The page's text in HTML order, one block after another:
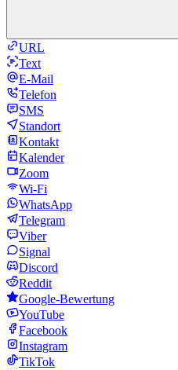
URL
Text
E-Mail
Telefon
SMS
Standort
Kontakt
Kalender
Zoom
Wi-Fi
WhatsApp
Telegram
Viber
Signal
Discord
Reddit
Google-Bewertung
YouTube
Facebook
Instagram
TikTok